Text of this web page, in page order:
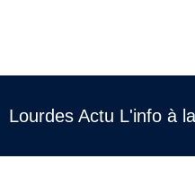
Lourdes Actu L'info à